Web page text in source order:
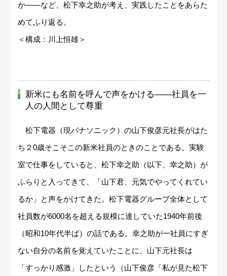
か――など、松下幸之助が考え、実践したことをあらた
めてふり返る。
＜構成：川上恒雄＞
新米にも名前を呼んで声をかける――社員を一
人の人間として尊重
松下電器（現パナソニック）の山下俊彦元社長がはた
ち２0歳そこそこの新米社員のときのことである。実験
室で仕事をしていると、松下幸之助（以下、幸之助）が
ふらりと入ってきて、「山下君、元気でやってくれてい
るか」と声をかけてきた。松下電器グループ全体として
社員数が6000名を超える規模に達していた1940年前後
（昭和10年代半ば）の話である。幸之助が一社員にすぎ
ない自分の名前を覚えていたことに、山下元社長は
「すっかり感激」したという（山下俊彦「私が見た松下